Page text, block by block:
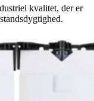
kvalitet, der er